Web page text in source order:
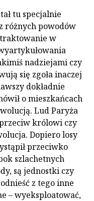
tu specjalnie
różnych powodów
w
nadziejami czy
się zgoła inaczej
dokładnie
o mieszkańcach
Lud Paryża
królowi czy
Dopiero losy
przeciwko
szlachetnych
są jednostki czy
z tego inne
– wyeksploatować,